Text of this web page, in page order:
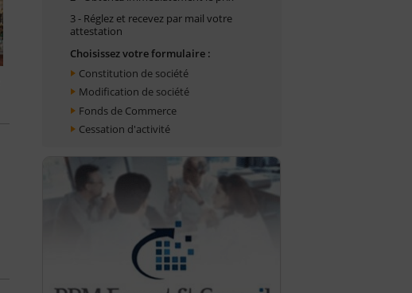
3 - Réglez et recevez par mail votre
attestation
Choisissez votre formulaire :
Constitution de société
Modification de société
Fonds de Commerce
Cessation d'activité